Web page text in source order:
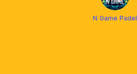
N Game Padel